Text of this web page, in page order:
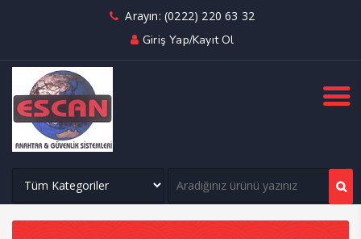
Arayın: (0222) 220 63 32
Giriş Yap/Kayıt Ol